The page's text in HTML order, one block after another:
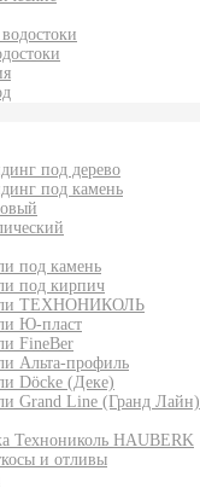
под дерево
под камень
под камень
под кирпич
ТЕХНОНИКОЛЬ
Ю-пласт
FineBer
Альта-профиль
Döcke (Деке)
Grand Line (Гранд Лайн)
Технониколь HAUBERK
и отливы